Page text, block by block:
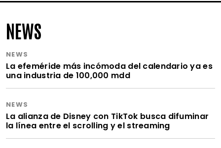
NEWS
NEWS
La efeméride más incómoda del calendario ya es
una industria de 100,000 mdd
NEWS
La alianza de Disney con TikTok busca difuminar
la línea entre el scrolling y el streaming